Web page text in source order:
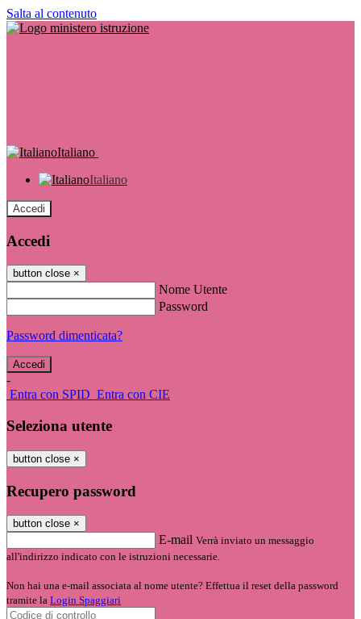
Salta al contenuto
Italiano
Italiano
Accedi
Accedi
button close ×
Nome Utente
Password
Password dimenticata?
-
Entra con SPID Entra con CIE
Seleziona utente
button close ×
Recupero password
button close ×
E-mail Verrà inviato un messaggio
all'indirizzo indicato con le istruzioni necessarie.
Non hai una e-mail associata al nome utente? Effettua il reset della password
tramite la Login Spaggiari